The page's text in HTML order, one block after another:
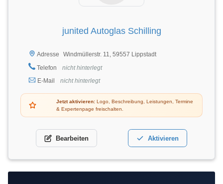
junited Autoglas Schilling
Adresse
Windmüllerstr. 11, 59557 Lippstadt
Telefon
nicht hinterlegt
E-Mail
nicht hinterlegt
Jetzt aktivieren: Logo, Beschreibung, Leistungen, Termine
& Expertenpage freischalten.
Bearbeiten Aktivieren